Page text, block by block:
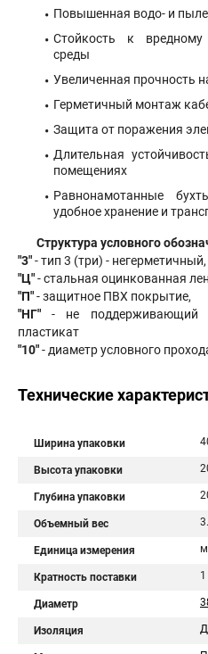
Повышенная водо- и
Стойкость к
среды
Увеличенная прочность
Герметичный монтаж
Защита от поражения
Длительная
помещениях
Равнонамотанные
удобное хранение и
Структура условного
"3"- тип 3 (три) - негерметичный,
"Ц"- стальная оцинкованная
"П"- защитное ПВХ покрытие,
"НГ" - не поддерживающий
пластикат
"10"- диаметр условного
Технические
Ширина упаковки
Высота упаковки
Глубина упаковки
Объемный вес
Единица измерения м
Кратность поставки 1
Диаметр
Изоляция